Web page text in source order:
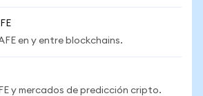
en y entre blockchains.
y mercados de predicción cripto.